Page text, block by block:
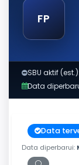
FP
SBU aktif (est.):
Data
Data
Data diperbarui: